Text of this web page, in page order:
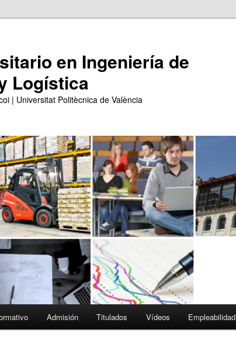
en Ingeniería de
Logística
| Universitat Politècnica de València
Admisión Titulados Vídeos Empleabilidad